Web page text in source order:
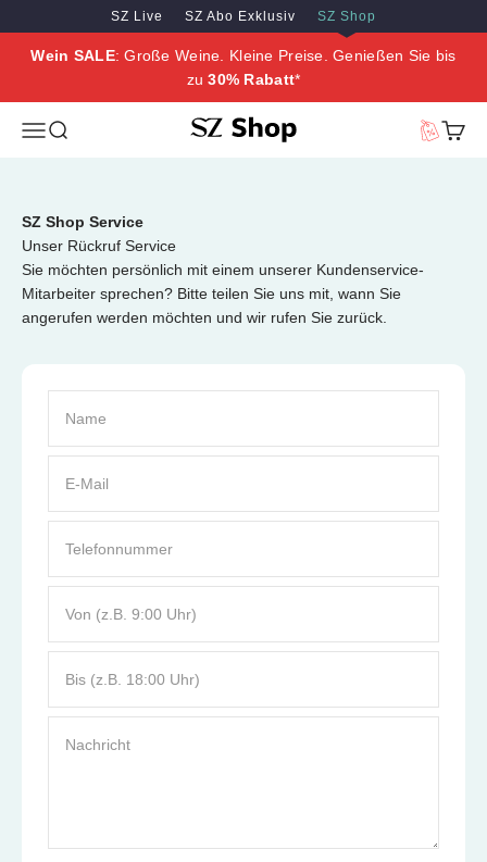
Zum Inhalt springen
Zum Hauptinhalt springen
SZ Live SZ Abo Exklusiv SZ Shop
Wein SALE: Große Weine. Kleine Preise. Genießen Sie bis
zu30% Rabatt*
MenüSuche SZ Erleben
SZ Shop Service
Unser Rückruf Service
Sie möchten persönlich mit einem unserer Kundenservice-
Mitarbeiter sprechen? Bitte teilen Sie uns mit, wann Sie
angerufen werden möchten und wir rufen Sie zurück.
Name
E-Mail
Telefonnummer
Von (z.B. 9:00 Uhr)
Bis (z.B. 18:00 Uhr)
Nachricht